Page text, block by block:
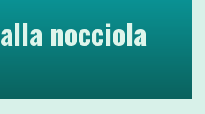
nocciola